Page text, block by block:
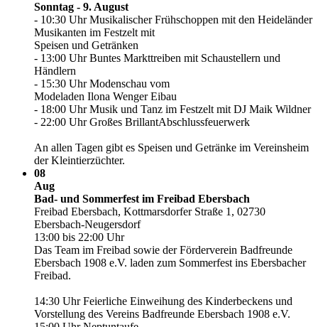
Sonntag - 9. August
- 10:30 Uhr Musikalischer Frühschoppen mit den Heideländer
Musikanten im Festzelt mit
Speisen und Getränken
- 13:00 Uhr Buntes Markttreiben mit Schaustellern und
Händlern
- 15:30 Uhr Modenschau vom
Modeladen Ilona Wenger Eibau
- 18:00 Uhr Musik und Tanz im Festzelt mit DJ Maik Wildner
- 22:00 Uhr Großes BrillantAbschlussfeuerwerk
An allen Tagen gibt es Speisen und Getränke im Vereinsheim
der Kleintierzüchter.
08
Aug
Bad- und Sommerfest im Freibad Ebersbach
Freibad Ebersbach, Kottmarsdorfer Straße 1, 02730
Ebersbach-Neugersdorf
13:00 bis 22:00 Uhr
Das Team im Freibad sowie der Förderverein Badfreunde
Ebersbach 1908 e.V. laden zum Sommerfest ins Ebersbacher
Freibad.
14:30 Uhr Feierliche Einweihung des Kinderbeckens und
Vorstellung des Vereins Badfreunde Ebersbach 1908 e.V.